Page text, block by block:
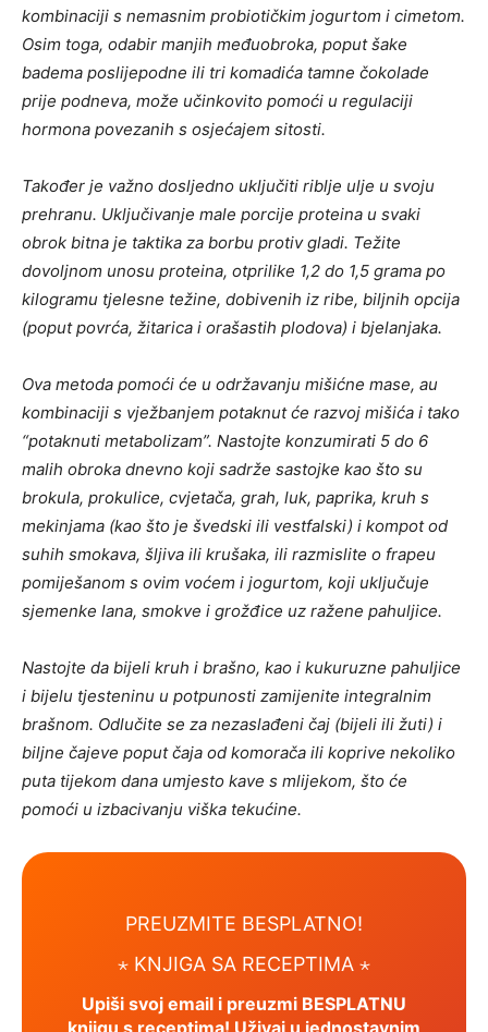
kombinaciji s nemasnim probiotičkim jogurtom i cimetom.
Osim toga, odabir manjih međuobroka, poput šake
badema poslijepodne ili tri komadića tamne čokolade
prije podneva, može učinkovito pomoći u regulaciji
hormona povezanih s osjećajem sitosti.
Također je važno dosljedno uključiti riblje ulje u svoju
prehranu. Uključivanje male porcije proteina u svaki
obrok bitna je taktika za borbu protiv gladi. Težite
dovoljnom unosu proteina, otprilike 1,2 do 1,5 grama po
kilogramu tjelesne težine, dobivenih iz ribe, biljnih opcija
(poput povrća, žitarica i orašastih plodova) i bjelanjaka.
Ova metoda pomoći će u održavanju mišićne mase, au
kombinaciji s vježbanjem potaknut će razvoj mišića i tako
“potaknuti metabolizam”. Nastojte konzumirati 5 do 6
malih obroka dnevno koji sadrže sastojke kao što su
brokula, prokulice, cvjetača, grah, luk, paprika, kruh s
mekinjama (kao što je švedski ili vestfalski) i kompot od
suhih smokava, šljiva ili krušaka, ili razmislite o frapeu
pomiješanom s ovim voćem i jogurtom, koji uključuje
sjemenke lana, smokve i grožđice uz ražene pahuljice.
Nastojte da bijeli kruh i brašno, kao i kukuruzne pahuljice
i bijelu tjesteninu u potpunosti zamijenite integralnim
brašnom. Odlučite se za nezaslađeni čaj (bijeli ili žuti) i
biljne čajeve poput čaja od komorača ili koprive nekoliko
puta tijekom dana umjesto kave s mlijekom, što će
pomoći u izbacivanju viška tekućine.
PREUZMITE BESPLATNO!
⋆ KNJIGA SA RECEPTIMA ⋆
Upiši svoj email i preuzmi BESPLATNU
knjigu s receptima! Uživaj u jednostavnim